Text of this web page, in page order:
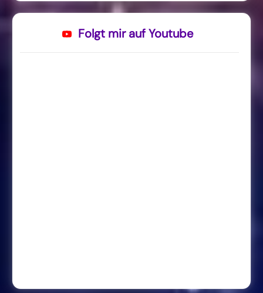
Folgt mir auf Youtube